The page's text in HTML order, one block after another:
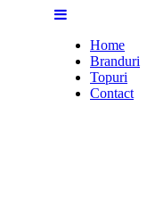
Home
Branduri
Topuri
Contact